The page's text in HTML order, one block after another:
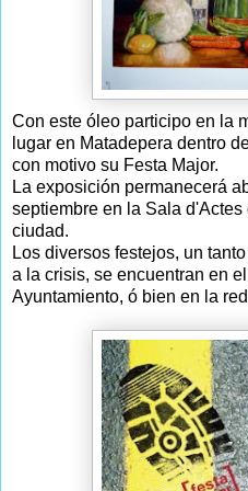
Con este óleo participo en la
lugar en Matadepera dentro
con motivo su Festa Major.
La exposición permanecerá
septiembre en la Sala
ciudad.
Los diversos festejos, un
a la crisis, se encuentran en
Ayuntamiento, ó bien en la